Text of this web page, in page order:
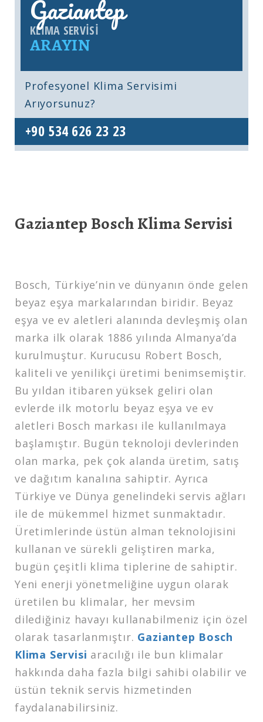
Gaziantep
KLIMA SERVISI
ARAYIN
Profesyonel Klima Servisimi
Arıyorsunuz?
+90 534 626 23 23
Gaziantep Bosch Klima Servisi
Bosch, Türkiye’nin ve dünyanın önde gelen
beyaz eşya markalarından biridir. Beyaz
eşya ve ev aletleri alanında devleşmiş olan
marka ilk olarak 1886 yılında Almanya’da
kurulmuştur. Kurucusu Robert Bosch,
kaliteli ve yenilikçi üretimi benimsemiştir.
Bu yıldan itibaren yüksek geliri olan
evlerde ilk motorlu beyaz eşya ve ev
aletleri Bosch markası ile kullanılmaya
başlamıştır. Bugün teknoloji devlerinden
olan marka, pek çok alanda üretim, satış
ve dağıtım kanalına sahiptir. Ayrıca
Türkiye ve Dünya genelindeki servis ağları
ile de mükemmel hizmet sunmaktadır.
Üretimlerinde üstün alman teknolojisini
kullanan ve sürekli geliştiren marka,
bugün çeşitli klima tiplerine de sahiptir.
Yeni enerji yönetmeliğine uygun olarak
üretilen bu klimalar, her mevsim
dilediğiniz havayı kullanabilmeniz için özel
olarak tasarlanmıştır. Gaziantep Bosch
Klima Servisi aracılığı ile bun klimalar
hakkında daha fazla bilgi sahibi olabilir ve
üstün teknik servis hizmetinden
faydalanabilirsiniz.